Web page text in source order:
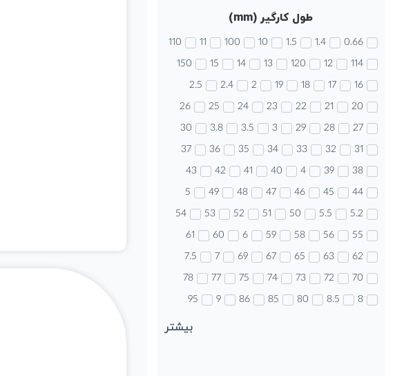
طول کارگیر (mm)
0.66
1.4
1.5
10
100
11
110
114
12
120
13
14
15
150
16
17
18
19
2
2.4
2.5
20
21
22
23
24
25
26
27
28
29
3
3.5
3.8
30
31
32
33
34
35
36
37
38
39
4
40
41
42
43
44
45
46
47
48
49
5
5.2
5.5
50
51
52
53
54
55
56
58
59
6
60
61
62
63
65
67
69
7
7.5
70
72
73
74
75
77
78
8
8.5
80
85
86
9
95
بیشتر